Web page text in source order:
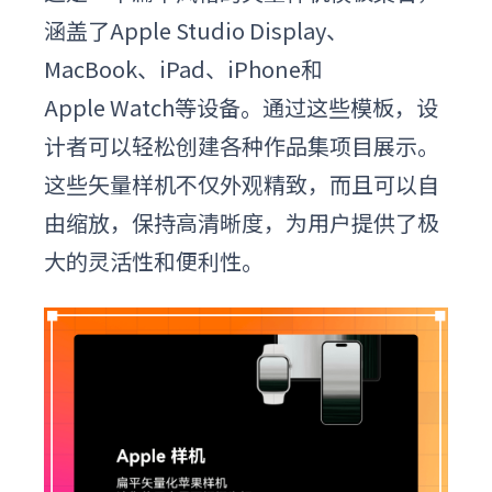
涵盖了Apple Studio Display、
MacBook、iPad、iPhone和
Apple Watch等设备。通过这些模板，设
计者可以轻松创建各种作品集项目展示。
这些矢量样机不仅外观精致，而且可以自
由缩放，保持高清晰度，为用户提供了极
大的灵活性和便利性。